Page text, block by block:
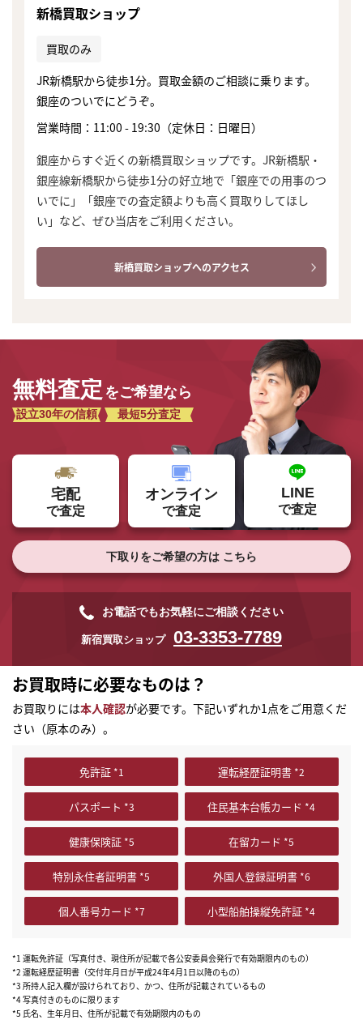
新橋買取ショップ
買取のみ
JR新橋駅から徒歩1分。買取金額のご相談に乗ります。
銀座のついでにどうぞ。
営業時間：11:00 - 19:30（定休日：日曜日）
銀座からすぐ近くの新橋買取ショップです。JR新橋駅・
銀座線新橋駅から徒歩1分の好立地で「銀座での用事のつ
いでに」「銀座での査定額よりも高く買取りしてほし
い」など、ぜひ当店をご利用ください。
新橋買取ショップへのアクセス
無料査定 をご希望なら
設立30年の信頼 最短5分査定
宅配
で査定
オンライン
で査定
LINE
で査定
下取りをご希望の方は こちら
お電話でもお気軽にご相談ください
新宿買取ショップ 03-3353-7789
お買取時に必要なものは？
お買取りには本人確認が必要です。下記いずれか1点をご用意くだ
さい（原本のみ）。
免許証 運転経歴証明書
パスポート 住民基本台帳カード
健康保険証 在留カード
特別永住者証明書 外国人登録証明書
個人番号カード 小型船舶操縦免許証
*1 運転免許証（写真付き、現住所が記載で各公安委員会発行で有効期限内のもの）
*2 運転経歴証明書（交付年月日が平成24年4月1日以降のもの）
*3 所持人記入欄が設けられており、かつ、住所が記載されているもの
*4 写真付きのものに限ります
*5 氏名、生年月日、住所が記載で有効期限内のもの
まずは